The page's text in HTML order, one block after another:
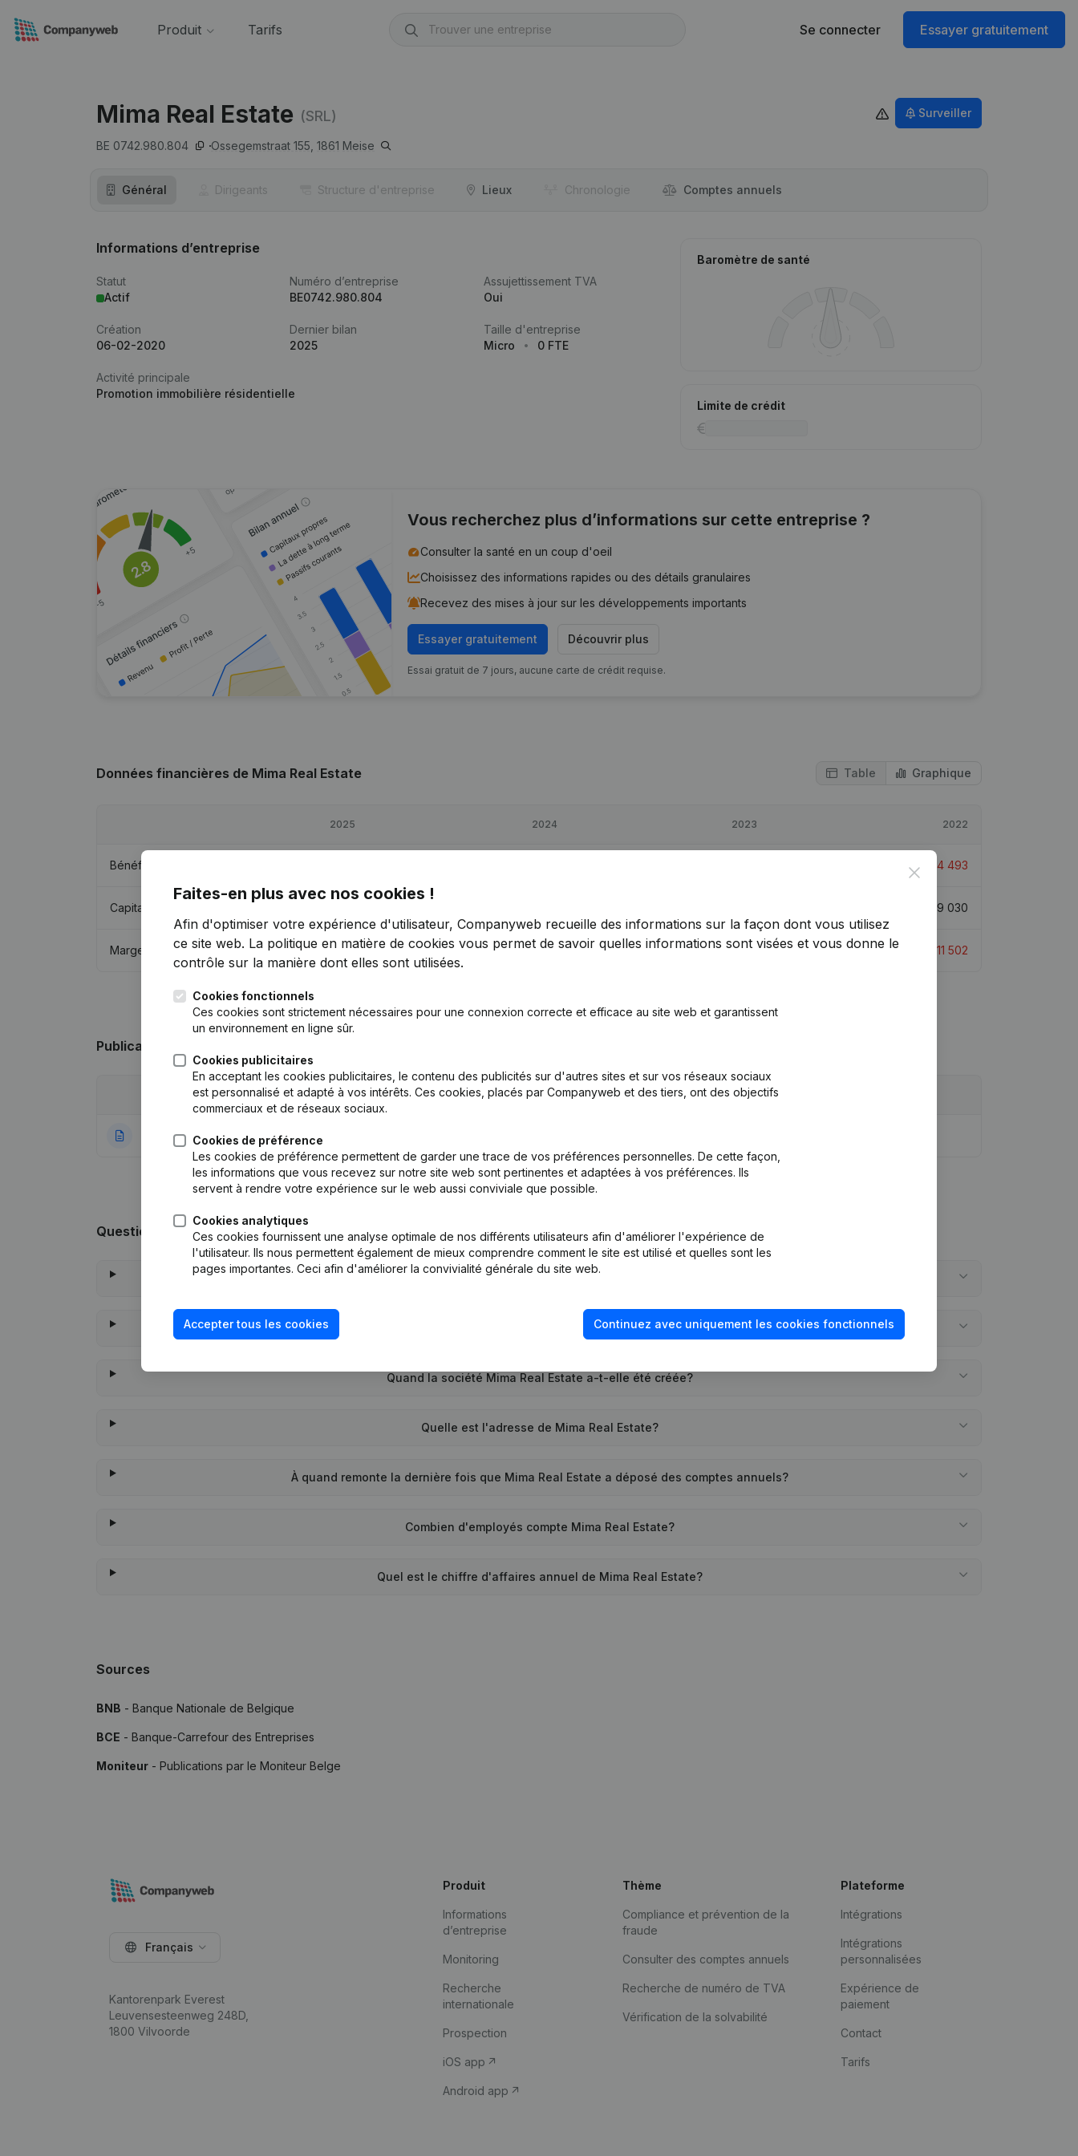
Produit Tarifs Se connecter Essayer gratuitement
Mima Real Estate (SRL)
BE 0742.980.804 Ossegemstraat 155, 1861 Meise
Surveiller
Général Dirigeants Structure d'entreprise Lieux Chronologie Comptes annuels
Informations d’entreprise
Statut
Actif
Numéro d’entreprise
BE0742.980.804
Assujettissement TVA
Oui
Création
06-02-2020
Dernier bilan
2025
Taille d'entreprise
Micro
0 FTE
Activité principale
Promotion immobilière résidentielle
Baromètre de santé
Limite de crédit
Vous recherchez plus d’informations sur cette entreprise ?
Consulter la santé en un coup d'oeil
Choisissez des informations rapides ou des détails granulaires
Recevez des mises à jour sur les développements importants
Essayer gratuitement Découvrir plus
Essai gratuit de 7 jours, aucune carte de crédit requise.
Données financières de Mima Real Estate Table Graphique
2025 2024 2023 2022
Bénéfices/pertes € -74 493
Capitaux propres 19 030
Marge brute €-20 044 -186,82% €23 087 379,99% € -8 246 28,31% -11 502
Publications
Publication
10-02-2020 Rubrique Constitution (Nouvelle Personne Morale, Ouverture Succursale, etc...)
Questions fréquemment posées
Quel est le numéro de TVA de Mima Real Estate?
Quel est l'identifiant PEPPOL de Mima Real Estate?
Quand la société Mima Real Estate a-t-elle été créée?
Quelle est l'adresse de Mima Real Estate?
À quand remonte la dernière fois que Mima Real Estate a déposé des comptes annuels?
Combien d'employés compte Mima Real Estate?
Quel est le chiffre d'affaires annuel de Mima Real Estate?
Sources
BNB - Banque Nationale de Belgique
BCE - Banque-Carrefour des Entreprises
Moniteur - Publications par le Moniteur Belge
Close
Faites-en plus avec nos cookies !
Afin d'optimiser votre expérience d'utilisateur, Companyweb recueille des informations sur la façon dont vous utilisez
ce site web. La politique en matière de cookies vous permet de savoir quelles informations sont visées et vous donne le
contrôle sur la manière dont elles sont utilisées.
Cookies fonctionnels
Ces cookies sont strictement nécessaires pour une connexion correcte et efficace au site web et garantissent
un environnement en ligne sûr.
Cookies publicitaires
En acceptant les cookies publicitaires, le contenu des publicités sur d'autres sites et sur vos réseaux sociaux
est personnalisé et adapté à vos intérêts. Ces cookies, placés par Companyweb et des tiers, ont des objectifs
commerciaux et de réseaux sociaux.
Cookies de préférence
Les cookies de préférence permettent de garder une trace de vos préférences personnelles. De cette façon,
les informations que vous recevez sur notre site web sont pertinentes et adaptées à vos préférences. Ils
servent à rendre votre expérience sur le web aussi conviviale que possible.
Cookies analytiques
Ces cookies fournissent une analyse optimale de nos différents utilisateurs afin d'améliorer l'expérience de
l'utilisateur. Ils nous permettent également de mieux comprendre comment le site est utilisé et quelles sont les
pages importantes. Ceci afin d'améliorer la convivialité générale du site web.
Accepter tous les cookies Continuez avec uniquement les cookies fonctionnels
Français
Kantorenpark Everest
Leuvensesteenweg 248D,
1800 Vilvoorde
Produit
Informations
d’entreprise
Monitoring
Recherche
internationale
Prospection
iOS app
Android app
Thème
Compliance et prévention de la
fraude
Consulter des comptes annuels
Recherche de numéro de TVA
Vérification de la solvabilité
Plateforme
Intégrations
Intégrations
personnalisées
Expérience de
paiement
Contact
Tarifs